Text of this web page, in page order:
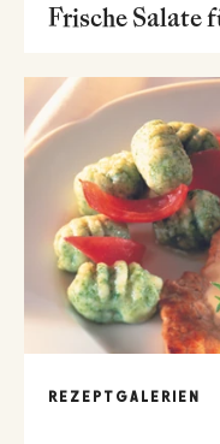
Frische Salate
REZEPTGALERIEN